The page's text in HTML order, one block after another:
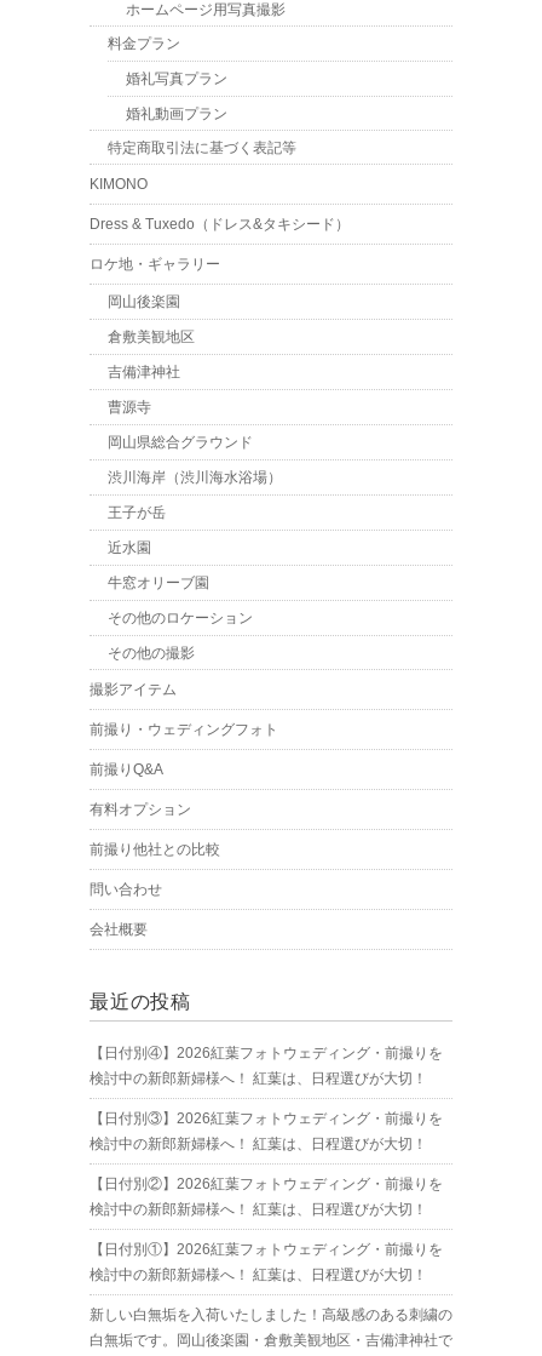
ホームページ用写真撮影
料金プラン
婚礼写真プラン
婚礼動画プラン
特定商取引法に基づく表記等
KIMONO
Dress & Tuxedo（ドレス&タキシード）
ロケ地・ギャラリー
岡山後楽園
倉敷美観地区
吉備津神社
曹源寺
岡山県総合グラウンド
渋川海岸（渋川海水浴場）
王子が岳
近水園
牛窓オリーブ園
その他のロケーション
その他の撮影
撮影アイテム
前撮り・ウェディングフォト
前撮りQ&A
有料オプション
前撮り他社との比較
問い合わせ
会社概要
最近の投稿
【日付別④】2026紅葉フォトウェディング・前撮りを
検討中の新郎新婦様へ！ 紅葉は、日程選びが大切！
【日付別③】2026紅葉フォトウェディング・前撮りを
検討中の新郎新婦様へ！ 紅葉は、日程選びが大切！
【日付別②】2026紅葉フォトウェディング・前撮りを
検討中の新郎新婦様へ！ 紅葉は、日程選びが大切！
【日付別①】2026紅葉フォトウェディング・前撮りを
検討中の新郎新婦様へ！ 紅葉は、日程選びが大切！
新しい白無垢を入荷いたしました！高級感のある刺繍の
白無垢です。岡山後楽園・倉敷美観地区・吉備津神社で